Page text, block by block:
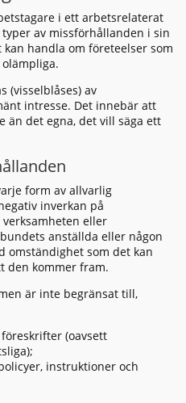
i ett arbetsrelaterat
av missförhållanden i sin
handla om företeelser som
(visselblåses) av
intresse. Det innebär att
än det egna, det vill säga ett
form av allvarlig
inverkan på
eller
anställda eller någon
omständighet som det kan
den kommer fram.
är inte begränsat till,
(oavsett
instruktioner och